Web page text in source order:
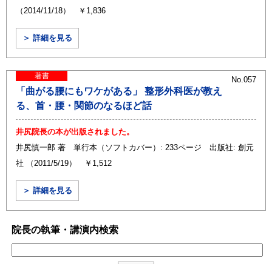
（2014/11/18） ￥1,836
＞ 詳細を見る
著書 No.057
「曲がる腰にもワケがある」 整形外科医が教え
る、首・腰・関節のなるほど話
井尻院長の本が出版されました。
井尻慎一郎 著 単行本（ソフトカバー）: 233ページ 出版社: 創元
社 （2011/5/19） ￥1,512
＞ 詳細を見る
院長の執筆・講演内検索